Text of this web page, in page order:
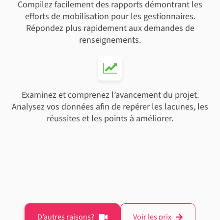
Compilez facilement des rapports démontrant les
efforts de mobilisation pour les gestionnaires.
Répondez plus rapidement aux demandes de
renseignements.
Examinez et comprenez l’avancement du projet.
Analysez vos données afin de repérer les lacunes, les
réussites et les points à améliorer.
D’autres raisons? Voir les prix